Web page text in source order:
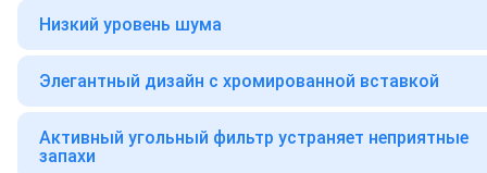
Низкий уровень шума
Элегантный дизайн с хромированной вставкой
Активный угольный фильтр устраняет неприятные
запахи